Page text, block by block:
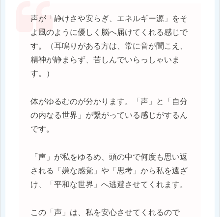
声が「静けさや安らぎ、エネルギー源」をそ
よ風のように優しく脳へ届けてくれる感じで
す。（耳鳴りがある方は、常に音が聞こえ、
精神が静まらず、苦しんでいらっしゃいま
す。）
体がゆるむのが分かります。「声」と「自分
の内なる世界」が繋がっている感じがするん
です。
「声」が私をゆるめ、頭の中で何度も思い返
される「嫌な感覚」や「思考」から私を遠ざ
け、「平和な世界」へ逃避させてくれます。
この「声」は、私を安心させてくれるので